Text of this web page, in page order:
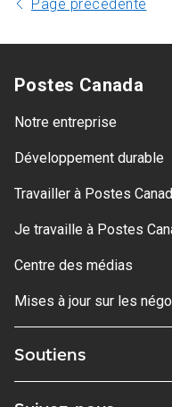
Page précédente
Postes Canada
Notre entreprise
Développement durable
Travailler à Postes
Je travaille à Postes
Centre des médias
Mises à jour sur les
Soutiens